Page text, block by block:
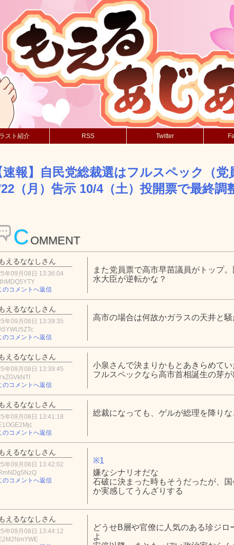
スト紹介 RSS Twitter
速報】自民党総裁選はフルスペック（党
（月）告示 10/4（土）投開票で最終調
C OMMENT
もえるななしさん
年09月08日 13:36:04
コメントへ返信
また党員票で高市早苗議員がトップ
水大臣が逆転かな？
もえるななしさん
年09月08日 13:39:35
コメントへ返信
高市の場合は何故かガラスの天井と騒
もえるななしさん
年09月08日 13:39:45
コメントへ返信
小泉さんで決まりかもとあきらめて
フルスペックなら高市首相誕生の芽
もえるななしさん
年09月08日 13:41:18
コメントへ返信
総裁になっても、ゲルが総理を降り
もえるななしさん
年09月08日 13:42:02
コメントへ返信
※1
嫌なシナリオだな
石破に決まった時もそうだったが、
か実感してうんざりする
もえるななしさん
年09月08日 13:44:12
どうせB層や官僚に人気のある珍ジロ
よ